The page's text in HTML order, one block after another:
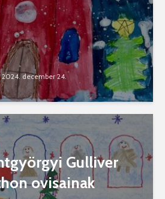
2024. december 24.
Gulliver
ovisainak